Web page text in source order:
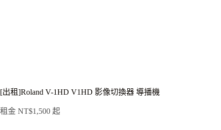
[出租]Roland V-1HD V1HD 影像切換器 導播機
租金 NT$1,500 起